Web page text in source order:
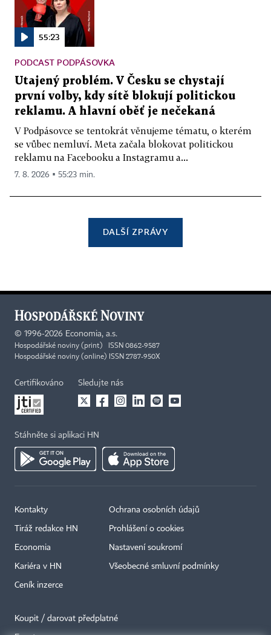
55:23
PODCAST PODPÁSOVKA
Utajený problém. V Česku se chystají
první volby, kdy sítě blokují politickou
reklamu. A hlavní oběť je nečekaná
V Podpásovce se tentokrát věnujeme tématu, o kterém
se vůbec nemluví. Meta začala blokovat politickou
reklamu na Facebooku a Instagramu a...
7. 8. 2026 ▪ 55:23 min.
DALŠÍ ZPRÁVY
© 1996-2026 Economia, a.s.
Hospodářské noviny (print) ISSN 0862-9587
Hospodářské noviny (online) ISSN 2787-950X
Certifikováno Sledujte nás
Stáhněte si aplikaci HN
Kontakty
Tiráž redakce HN
Economia
Kariéra v HN
Ceník inzerce
Ochrana osobních údajů
Prohlášení o cookies
Nastavení soukromí
Všeobecné smluvní podmínky
Koupit / darovat předplatné